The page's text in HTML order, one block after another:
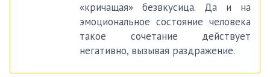
«кричащая» безвкусица. Да и на
эмоциональное состояние человека
такое сочетание действует
негативно, вызывая раздражение.